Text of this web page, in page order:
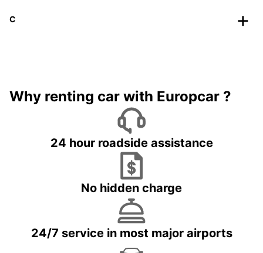
C
Why renting car with Europcar ?
24 hour roadside assistance
No hidden charge
24/7 service in most major airports